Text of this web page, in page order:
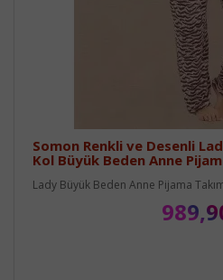
Somon Renkli ve Desenli
Kol Büyük Beden Anne
Lady Büyük Beden Anne Pijama